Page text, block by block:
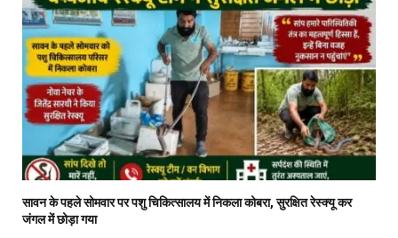
सावन के पहले सोमवार पर पशु चिकित्सालय में निकला कोबरा, सुरक्षित रेस्क्यू कर
जंगल में छोड़ा गया